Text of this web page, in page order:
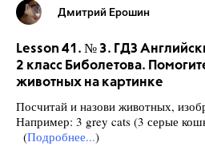
Дмитрий Ерошин
Lesson 41. № 3. ГДЗ
2 класс Биболетова.
животных на картинке
Посчитай и назови животных,
Например: 3 grey cats (3 серые
(Подробнее...)